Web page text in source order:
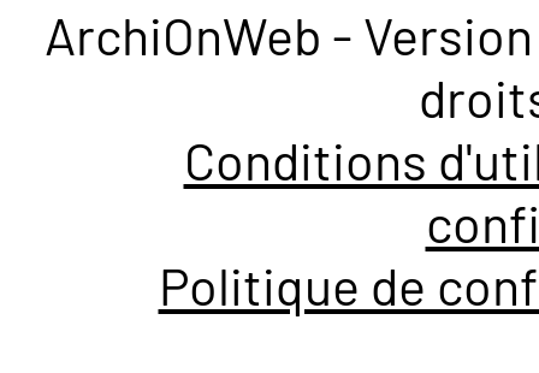
ArchiOnWeb -
Conditions
Politique de